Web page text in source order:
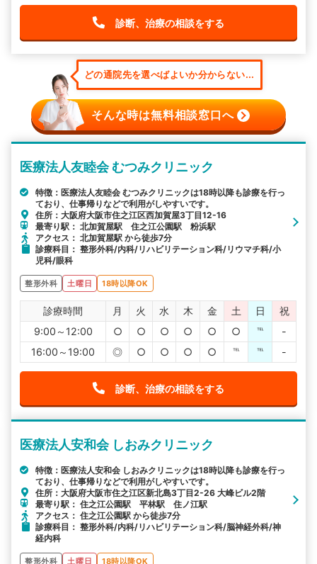
診断、治療の相談をする
どの通院先を選べばよいか分からない...
そんな時は無料相談窓口へ
医療法人友睦会 むつみクリニック
特徴：医療法人友睦会 むつみクリニックは18時以降も診療を行っ
ており、仕事帰りなどで利用がしやすいです。
住所：大阪府大阪市住之江区西加賀屋3丁目12-16
最寄り駅： 北加賀屋駅 住之江公園駅 粉浜駅
アクセス： 北加賀屋駅 から徒歩7分
診療科目： 整形外科/内科/リハビリテーション科/リウマチ科/小
児科/眼科
整形外科 土曜日 18時以降OK
診療時間 月 火 水 木 金 土 日
祝
9:00～12:00
○ ○ ○ ○ ○ ○ ℡
-
16:00～19:00
◎ ○ ○ ○ ○ ℡ ℡ -
診断、治療の相談をする
医療法人安和会 しおみクリニック
特徴：医療法人安和会 しおみクリニックは18時以降も診療を行っ
ており、仕事帰りなどで利用がしやすいです。
住所：大阪府大阪市住之江区新北島3丁目2-26 大峰ビル2階
最寄り駅： 住之江公園駅 平林駅 住ノ江駅
アクセス： 住之江公園駅 から徒歩7分
診療科目： 整形外科/内科/リハビリテーション科/脳神経外科/神
経内科
整形外科 土曜日 18時以降OK